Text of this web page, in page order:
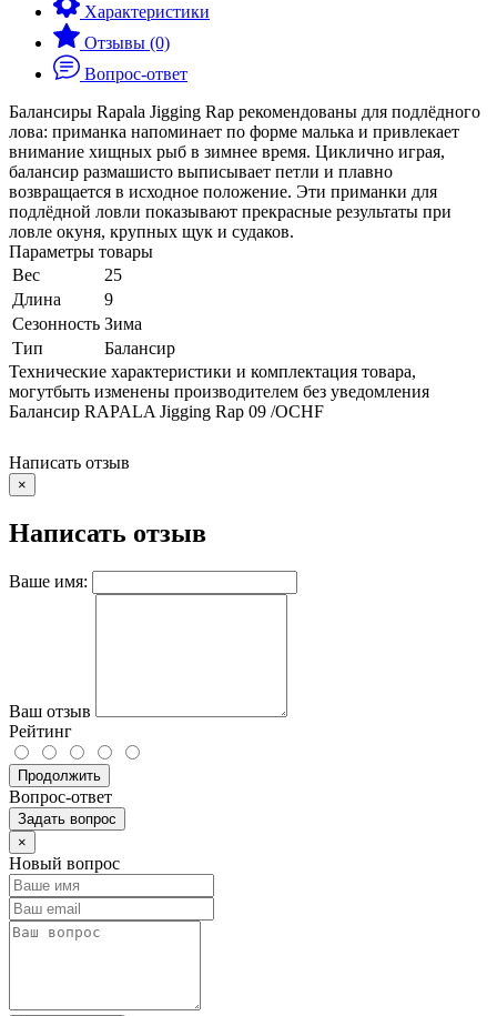
Характеристики
Отзывы (0)
Вопрос-ответ
Балансиры Rapala Jigging Rap рекомендованы для подлёдного
лова: приманка напоминает по форме малька и привлекает
внимание хищных рыб в зимнее время. Циклично играя,
балансир размашисто выписывает петли и плавно
возвращается в исходное положение. Эти приманки для
подлёдной ловли показывают прекрасные результаты при
ловле окуня, крупных щук и судаков.
Параметры товары
Вес
25
Длина
9
Сезонность Зима
Тип
Балансир
Технические характеристики и комплектация товара,
могутбыть изменены производителем без уведомления
Балансир RAPALA Jigging Rap 09 /OCHF
Написать отзыв
×
Написать отзыв
Ваше имя:
Ваш отзыв
Рейтинг
Продолжить
Вопрос-ответ
Задать вопрос
×
Новый вопрос